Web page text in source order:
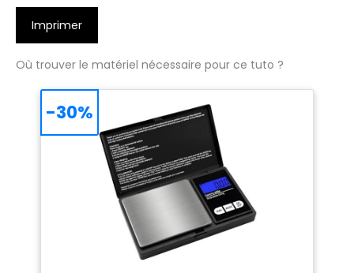
Imprimer
Où trouver le matériel nécessaire pour ce tuto ?
-30%